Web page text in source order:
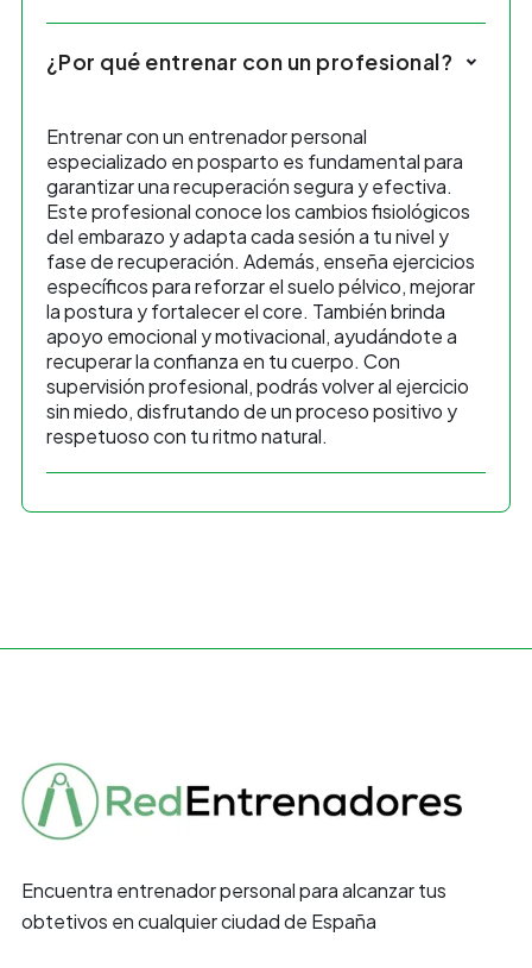
¿Por qué entrenar con un profesional?
Entrenar con un entrenador personal
especializado en posparto es fundamental para
garantizar una recuperación segura y efectiva.
Este profesional conoce los cambios fisiológicos
del embarazo y adapta cada sesión a tu nivel y
fase de recuperación. Además, enseña ejercicios
específicos para reforzar el suelo pélvico, mejorar
la postura y fortalecer el core. También brinda
apoyo emocional y motivacional, ayudándote a
recuperar la confianza en tu cuerpo. Con
supervisión profesional, podrás volver al ejercicio
sin miedo, disfrutando de un proceso positivo y
respetuoso con tu ritmo natural.
Encuentra entrenador personal para alcanzar tus
obtetivos en cualquier ciudad de España